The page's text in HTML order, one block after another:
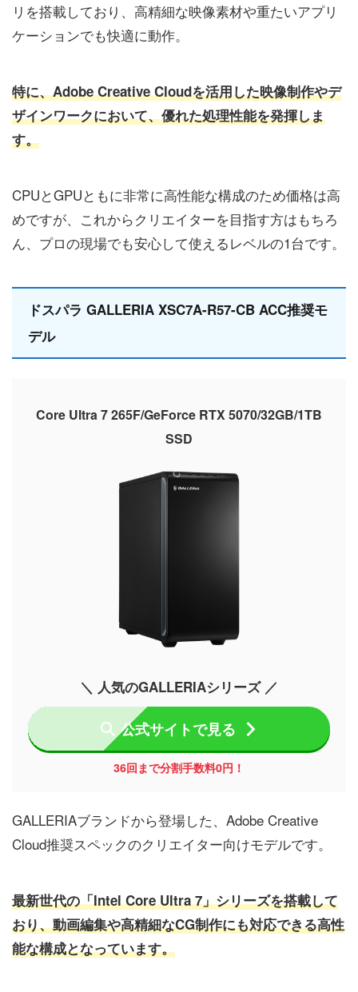
リを搭載しており、高精細な映像素材や重たいアプリ
ケーションでも快適に動作。
特に、Adobe Creative Cloudを活用した映像制作やデ
ザインワークにおいて、優れた処理性能を発揮しま
す。
CPUとGPUともに非常に高性能な構成のため価格は高
めですが、これからクリエイターを目指す方はもちろ
ん、プロの現場でも安心して使えるレベルの1台です。
ドスパラ GALLERIA XSC7A-R57-CB ACC推奨モ
デル
Core Ultra 7 265F/GeForce RTX 5070/32GB/1TB
SSD
＼ 人気のGALLERIAシリーズ ／
公式サイトで見る
36回まで分割手数料0円！
GALLERIAブランドから登場した、Adobe Creative
Cloud推奨スペックのクリエイター向けモデルです。
最新世代の「Intel Core Ultra 7」シリーズを搭載して
おり、動画編集や高精細なCG制作にも対応できる高性
能な構成となっています。